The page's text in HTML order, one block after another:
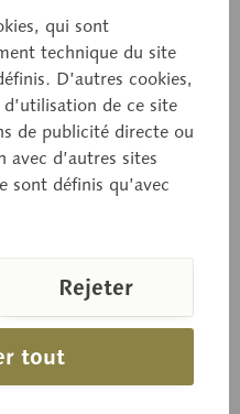
ex FR.) KUMM.
qui sont
technique du site
D’autres cookies,
de ce site
de publicité directe ou
d’autres sites
sont définis qu’avec
tout
Rejeter